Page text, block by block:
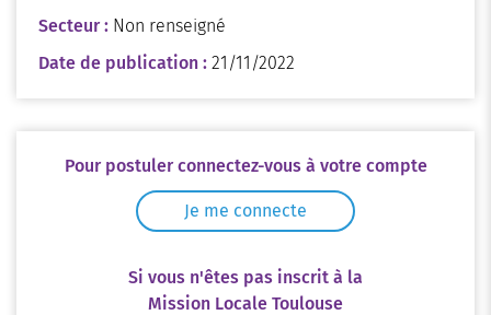
Secteur : Non renseigné
Date de publication : 21/11/2022
Pour postuler connectez-vous à votre compte
Je me connecte
Si vous n'êtes pas inscrit à la
Mission Locale Toulouse